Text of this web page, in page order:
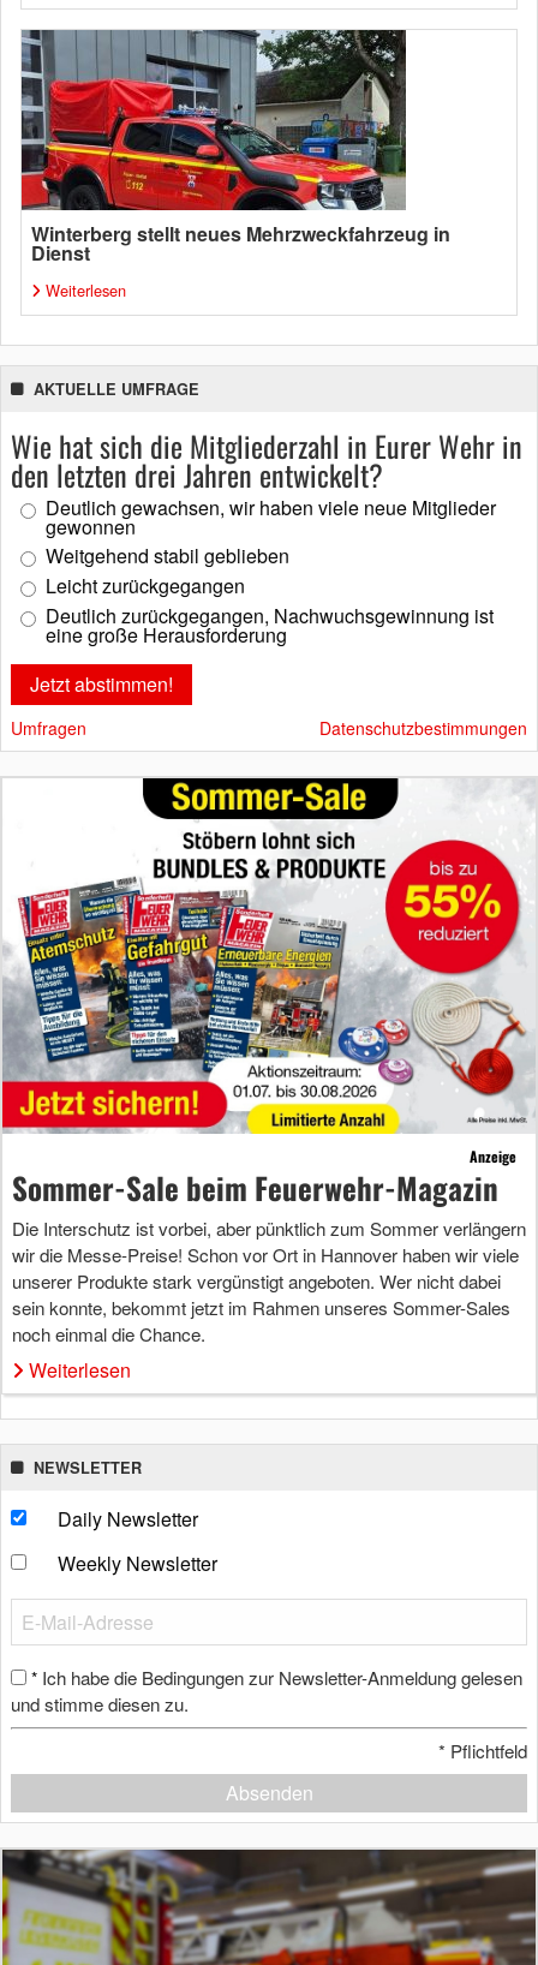
Winterberg stellt neues Mehrzweckfahrzeug in
Dienst
Weiterlesen
AKTUELLE UMFRAGE
Wie hat sich die Mitgliederzahl in Eurer Wehr in
den letzten drei Jahren entwickelt?
Deutlich gewachsen, wir haben viele neue Mitglieder
gewonnen
Weitgehend stabil geblieben
Leicht zurückgegangen
Deutlich zurückgegangen, Nachwuchsgewinnung ist
eine große Herausforderung
Umfragen Datenschutzbestimmungen
Anzeige
Sommer-Sale beim Feuerwehr-Magazin
Die Interschutz ist vorbei, aber pünktlich zum Sommer verlängern
wir die Messe-Preise! Schon vor Ort in Hannover haben wir viele
unserer Produkte stark vergünstigt angeboten. Wer nicht dabei
sein konnte, bekommt jetzt im Rahmen unseres Sommer-Sales
noch einmal die Chance.
Weiterlesen
NEWSLETTER
Daily Newsletter
Weekly Newsletter
* Ich habe die Bedingungen zur Newsletter-Anmeldung gelesen
und stimme diesen zu.
* Pflichtfeld
Absenden